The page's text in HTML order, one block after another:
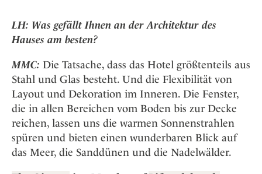
LH: Was gefällt Ihnen an der Architektur des
Hauses am besten?
MMC: Die Tatsache, dass das Hotel größtenteils aus
Stahl und Glas besteht. Und die Flexibilität von
Layout und Dekoration im Inneren. Die Fenster,
die in allen Bereichen vom Boden bis zur Decke
reichen, lassen uns die warmen Sonnenstrahlen
spüren und bieten einen wunderbaren Blick auf
das Meer, die Sanddünen und die Nadelwälder.